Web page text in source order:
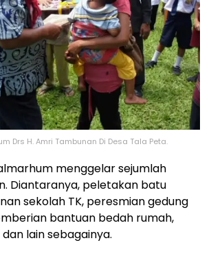
Drs H. Amri Tambunan Di Desa Tala Peta.
menggelar sejumlah
Diantaranya, peletakan batu
sekolah TK, peresmian gedung
bantuan bedah rumah,
lain sebagainya.